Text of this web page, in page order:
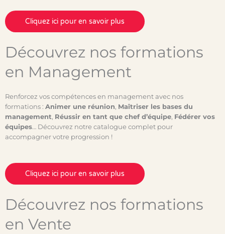
Cliquez ici pour en savoir plus
Découvrez nos formations
en Management
Renforcez vos compétences en management avec nos
formations : Animer une réunion, Maîtriser les bases du
management, Réussir en tant que chef d’équipe, Fédérer vos
équipes… Découvrez notre catalogue complet pour
accompagner votre progression !
Cliquez ici pour en savoir plus
Découvrez nos formations
en Vente